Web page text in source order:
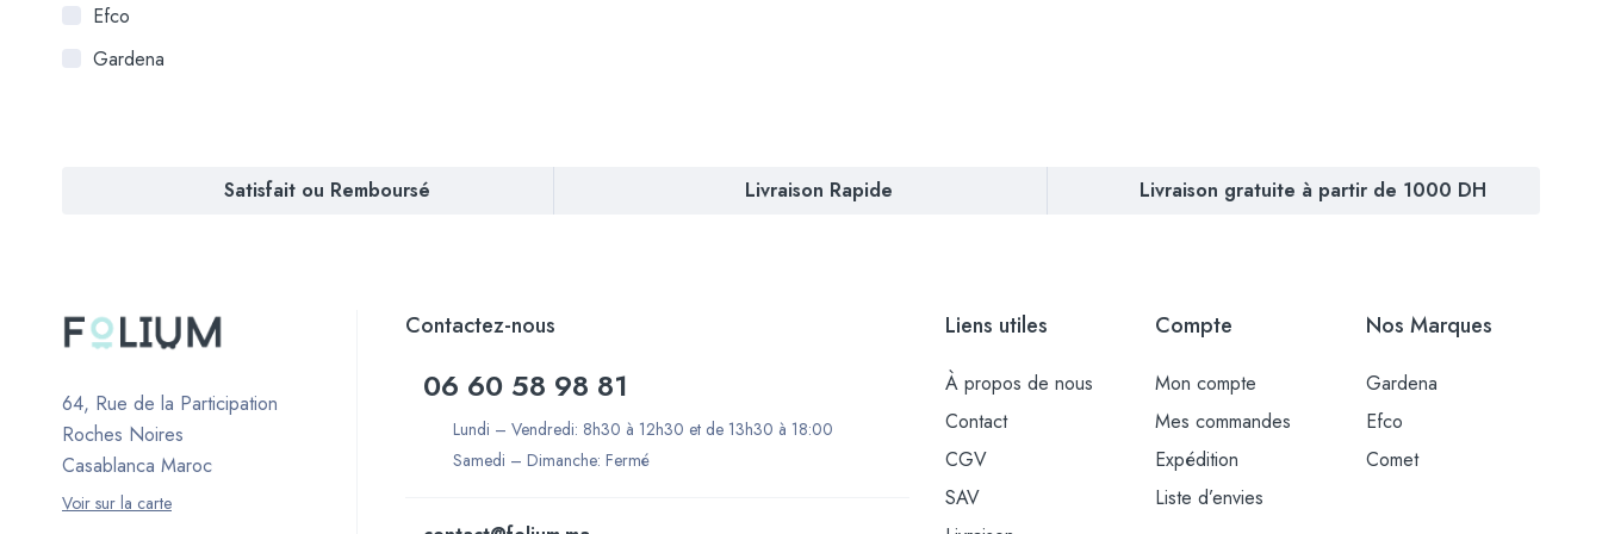
Efco
Gardena
Satisfait ou Remboursé Livraison Rapide Livraison gratuite à partir de 1000 DH
64, Rue de la Participation
Roches Noires
Casablanca Maroc
Voir sur la carte
Contactez-nous
06 60 58 98 81
Lundi – Vendredi: 8h30 à 12h30 et de 13h30 à 18:00
Samedi – Dimanche: Fermé
Liens utiles
À propos de nous
Contact
CGV
SAV
Compte
Mon compte
Mes commandes
Expédition
Liste d’envies
Nos Marques
Gardena
Efco
Comet